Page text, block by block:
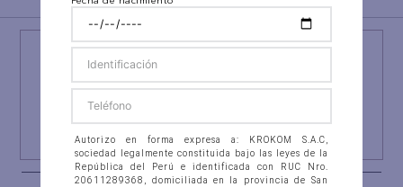
¡NEWSLETTER AEO!
Y RECIBE UN REGALO ESPECIAL
Autorizo en forma expresa a: KROKOM S.A.C,
sociedad legalmente constituida bajo las leyes de la
República del Perú e identificada con RUC Nro.
20611289368, domiciliada en la provincia de San